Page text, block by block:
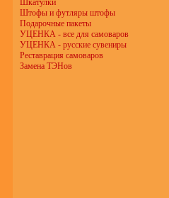
Шкатулки
Штофы и футляры штофы
Подарочные пакеты
УЦЕНКА - все для самоваров
УЦЕНКА - русские сувениры
Реставрация самоваров
Замена ТЭНов